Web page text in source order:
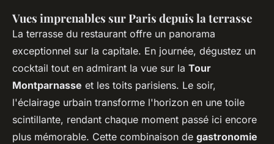
Vues imprenables sur Paris depuis la terrasse
La terrasse du restaurant offre un panorama
exceptionnel sur la capitale. En journée, dégustez un
cocktail tout en admirant la vue sur la Tour
Montparnasse et les toits parisiens. Le soir,
l'éclairage urbain transforme l'horizon en une toile
scintillante, rendant chaque moment passé ici encore
plus mémorable. Cette combinaison de gastronomie